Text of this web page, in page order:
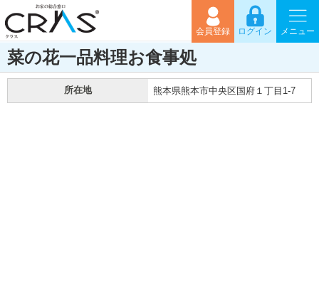
会員登録 ログイン メニュー
菜の花一品料理お食事処
所在地 熊本県熊本市中央区国府１丁目1-7